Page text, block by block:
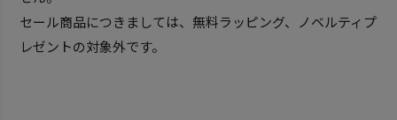
セール商品につきましては、無料ラッピング、ノベルティプ
レゼントの対象外です。